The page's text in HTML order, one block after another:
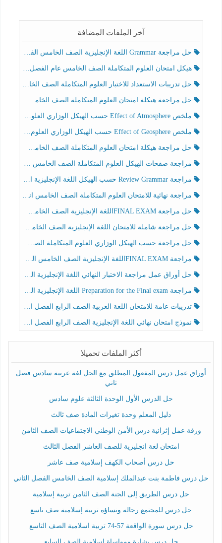
آخر الملفات المضافة
حل مراجعة Grammar اللغة الإنجليزية الصف الخامس الفصل الثالث
هيكل امتحان العلوم المتكاملة الصف الخامس عام الفصل الدراسي الثالث 2025-2026
حل تدريبات الاستعداد للاختبار العلوم المتكاملة الصف الخامس عام الفصل الثالث
حل مراجعة هيكلة امتحان العلوم المتكاملة الصف الخامس انسبير الفصل الثالث
ملخص Effect of Atmosphere حسب الهيكل الوزاري العلوم المتكاملة الصف الخامس انسبير الفصل الثالث
ملخص Effect of Geosphere حسب الهيكل الوزاري العلوم المتكاملة الصف الخامس انسبير الفصل الثالث
حل مراجعة هيكلة امتحان العلوم المتكاملة الصف الخامس عام الفصل الثالث
مراجعة صفحات الهيكل العلوم المتكاملة الصف الخامس انسبير الفصل الثالث
مراجعة Review Grammar حسب الهيكل اللغة الإنجليزية الصف الخامس الفصل الثالث
مراجعة نهائية للامتحان العلوم المتكاملة الصف الخامس انسبير الفصل الثالث
حل مراجعة FINAL EXAMاللغة الإنجليزية الصف الخامس الفصل الثالث
حل مراجعة شاملة للامتحان اللغة الإنجليزية الصف الخامس الفصل الثالث
حل مراجعة حسب الهيكل الوزاري العلوم المتكاملة الصف الخامس عام الفصل الثالث
مراجعة FINAL EXAMاللغة الإنجليزية الصف الخامس الفصل الثالث
حل أوراق عمل مراجعة الاختبار النهائي اللغة الإنجليزية الصف الرابع الفصل الثالث
مراجعة Preparation for the Final exam اللغة الإنجليزية الصف الرابع الفصل الثالث
تدريبات عامة للامتحان اللغة العربية الصف الرابع الفصل الثالث
نموذج امتحان نهائي اللغة الإنجليزية الصف الرابع الفصل الثالث
أكثر الملفات تحميلا
أوراق عمل درس المفعول المطلق مع الحل لغة عربية سادس فصل
ثاني
حل الدرس الأول الوحدة الثالثة علوم سادس
دليل المعلم وحدة تغيرات المادة صف ثالث
ورقة عمل إثرائية درس الأمن الوطني الاجتماعيات الصف الثامن
امتحان لغة انجليزية للصف العاشر الفصل الثالث
حل درس أصحاب الكهف إسلامية صف عاشر
حل درس فاطمة بنت عبدالملك إسلامية الصف الخامس الفصل الثاني
حل درس الطريق إلى الجنة الصف الثامن تربية إسلامية
حل درس للمجتمع رجاله ونساؤه تربية إسلامية صف تاسع
حل درس سورة الواقعة 57-74 تربية اسلامية الصف التاسع